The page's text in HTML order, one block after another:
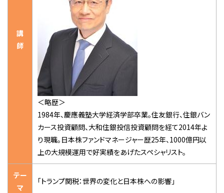
講
師
＜略歴＞
1984年、慶應義塾大学経済学部卒業。住友銀行、住銀バン
カース投資顧問、大和住銀投信投資顧問を経て2014年よ
り現職。日本株ファンドマネージャー歴25年、1000億円以
上の大規模運用で好実績をあげたスペシャリスト。
テー
マ
「トランプ関税：世界の変化と日本株への影響」